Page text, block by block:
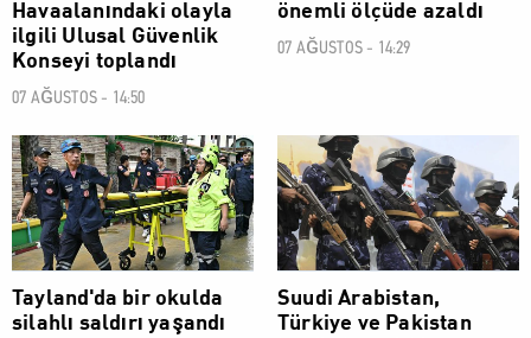
Havaalanındaki olayla
ilgili Ulusal Güvenlik
Konseyi toplandı
07 AĞUSTOS - 14:50
önemli ölçüde azaldı
07 AĞUSTOS - 14:29
DÜNYA
Tayland'da bir okulda
silahlı saldırı yaşandı
Suudi Arabistan,
Türkiye ve Pakistan